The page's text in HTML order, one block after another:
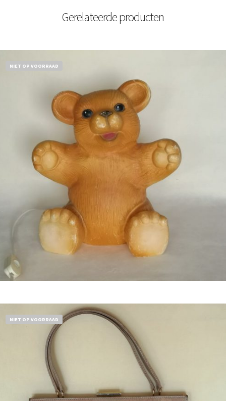
Gerelateerde producten
NIET OP VOORRAAD
NIET OP VOORRAAD